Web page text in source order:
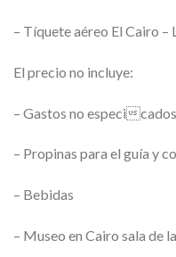
– Tíquete aéreo El Cairo –
El precio no incluye:
– Gastos no especi
– Propinas para el guía y
– Bebidas
– Museo en Cairo sala de